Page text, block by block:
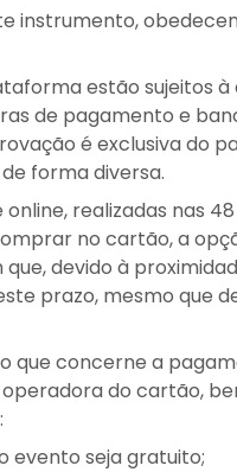
instrumento,
estão sujeitos
de pagamento e
é exclusiva do
forma diversa.
realizadas nas
no cartão, a
devido à
prazo, mesmo que
que concerne a
do cartão,
evento seja gratuito;